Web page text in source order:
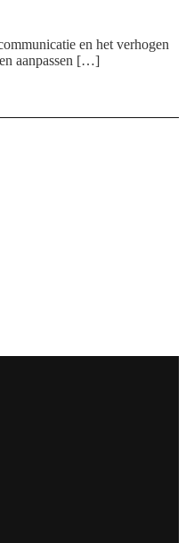
en het verhogen
aanpassen […]